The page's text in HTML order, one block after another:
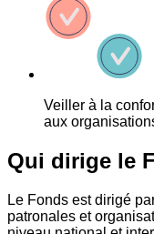
Veiller à la
aux
Qui dirige le
Le Fonds est dirigé
patronales et